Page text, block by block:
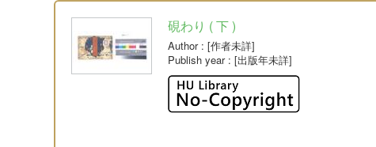
硯わり ( 下 )
Author: [作者未詳]
Publish year: [出版年未詳]